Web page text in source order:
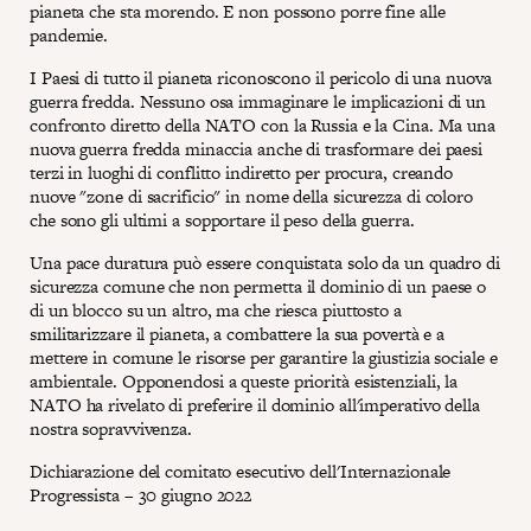
pianeta che sta morendo. E non possono porre fine alle
pandemie.
I Paesi di tutto il pianeta riconoscono il pericolo di una nuova
guerra fredda. Nessuno osa immaginare le implicazioni di un
confronto diretto della NATO con la Russia e la Cina. Ma una
nuova guerra fredda minaccia anche di trasformare dei paesi
terzi in luoghi di conflitto indiretto per procura, creando
nuove "zone di sacrificio" in nome della sicurezza di coloro
che sono gli ultimi a sopportare il peso della guerra.
Una pace duratura può essere conquistata solo da un quadro di
sicurezza comune che non permetta il dominio di un paese o
di un blocco su un altro, ma che riesca piuttosto a
smilitarizzare il pianeta, a combattere la sua povertà e a
mettere in comune le risorse per garantire la giustizia sociale e
ambientale. Opponendosi a queste priorità esistenziali, la
NATO ha rivelato di preferire il dominio all'imperativo della
nostra sopravvivenza.
Dichiarazione del comitato esecutivo dell'Internazionale
Progressista – 30 giugno 2022